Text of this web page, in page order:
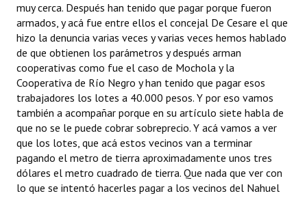
muy cerca. Después han tenido que pagar porque fueron
armados, y acá fue entre ellos el concejal De Cesare el que
hizo la denuncia varias veces y varias veces hemos hablado
de que obtienen los parámetros y después arman
cooperativas como fue el caso de Mochola y la
Cooperativa de Río Negro y han tenido que pagar esos
trabajadores los lotes a 40.000 pesos. Y por eso vamos
también a acompañar porque en su artículo siete habla de
que no se le puede cobrar sobreprecio. Y acá vamos a ver
que los lotes, que acá estos vecinos van a terminar
pagando el metro de tierra aproximadamente unos tres
dólares el metro cuadrado de tierra. Que nada que ver con
lo que se intentó hacerles pagar a los vecinos del Nahuel